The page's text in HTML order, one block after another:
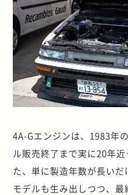
4A-Gエンジンは、1983年
ル販売終了まで実に20年
た、単に製造年数が長い
モデルも生み出しつつ、